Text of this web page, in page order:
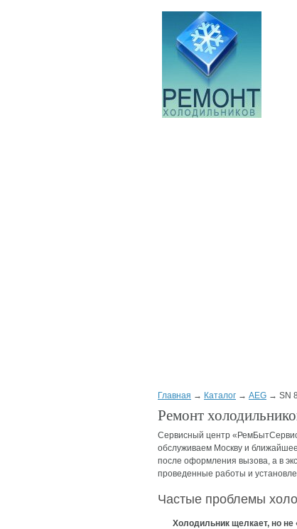
Главная → Каталог → AEG → SN
Ремонт
Сервисный центр
обслуживаем Москву и
после оформления вызова, а в
проведенные работы и
Частые проблемы
Холодильник щелкает, но не